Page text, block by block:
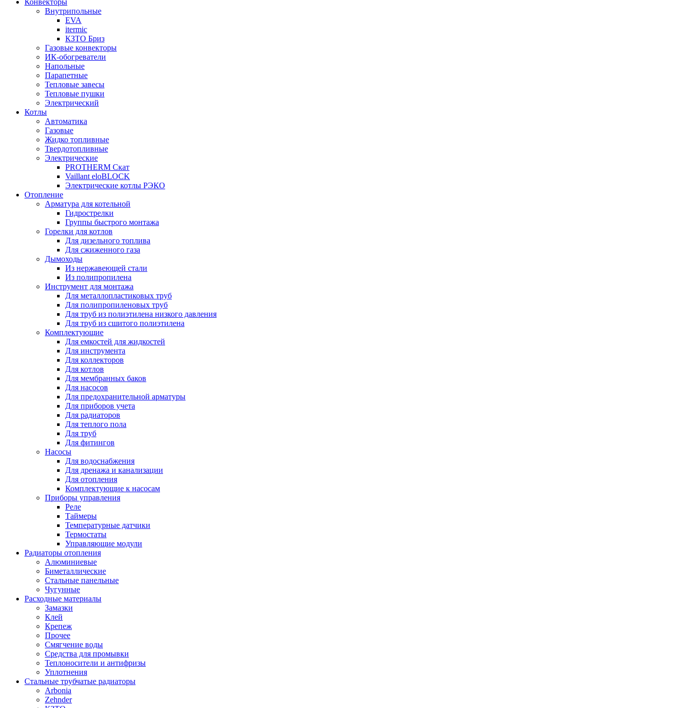
Конвекторы
Внутрипольные
EVA
itermic
КЗТО Бриз
Газовые конвекторы
ИК-обогреватели
Напольные
Парапетные
Тепловые завесы
Тепловые пушки
Электрический
Котлы
Автоматика
Газовые
Жидко топливные
Твердотопливные
Электрические
PROTHERM Скат
Vaillant eloBLOCK
Электрические котлы РЭКО
Отопление
Арматура для котельной
Гидрострелки
Группы быстрого монтажа
Горелки для котлов
Для дизельного топлива
Для сжиженного газа
Дымоходы
Из нержавеющей стали
Из полипропилена
Инструмент для монтажа
Для металлопластиковых труб
Для полипропиленовых труб
Для труб из полиэтилена низкого давления
Для труб из сшитого полиэтилена
Комплектующие
Для емкостей для жидкостей
Для инструмента
Для коллекторов
Для котлов
Для мембранных баков
Для насосов
Для предохранительной арматуры
Для приборов учета
Для радиаторов
Для теплого пола
Для труб
Для фитингов
Насосы
Для водоснабжения
Для дренажа и канализации
Для отопления
Комплектующие к насосам
Приборы управления
Реле
Таймеры
Температурные датчики
Термостаты
Управляющие модули
Радиаторы отопления
Алюминиевые
Биметаллические
Стальные панельные
Чугунные
Расходные материалы
Замазки
Клей
Крепеж
Прочее
Смягчение воды
Средства для промывки
Теплоносители и антифризы
Уплотнения
Стальные трубчатые радиаторы
Arbonia
Zehnder